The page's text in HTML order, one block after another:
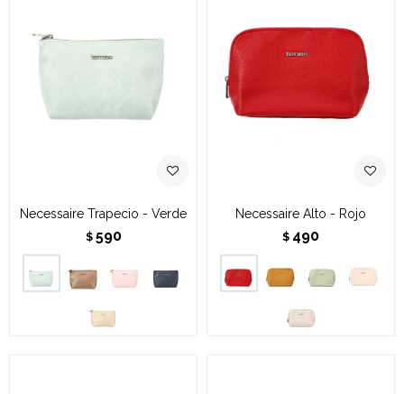
Necessaire Trapecio - Verde
$ 590
Necessaire Alto - Rojo
$ 490